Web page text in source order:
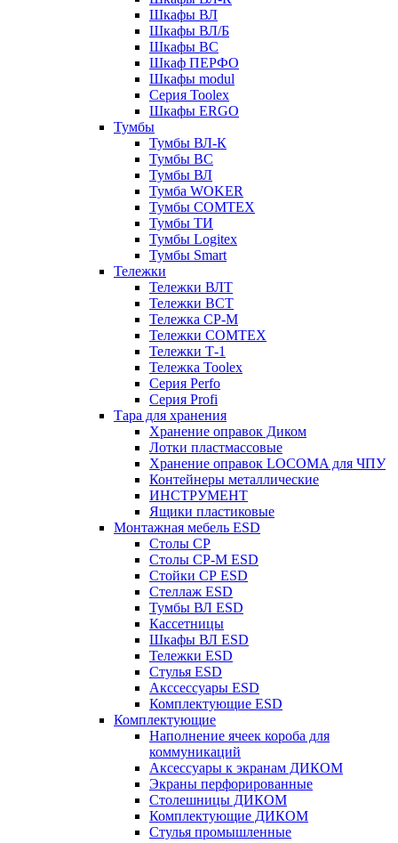
Шкафы ВЛ
Шкафы ВЛ/Б
Шкафы ВС
Шкаф ПЕРФО
Шкафы modul
Серия Toolex
Шкафы ERGO
Тумбы
Тумбы ВЛ-К
Тумбы ВС
Тумбы ВЛ
Тумба WOKER
Тумбы COMTEX
Тумбы ТИ
Тумбы Logitex
Тумбы Smart
Тележки
Тележки ВЛТ
Тележки ВСТ
Тележка СР-М
Тележки COMTEX
Тележки Т-1
Тележка Toolex
Серия Perfo
Серия Profi
Тара для хранения
Хранение оправок Диком
Лотки пластмассовые
Хранение оправок LOCOMA для ЧПУ
Контейнеры металлические
ИНСТРУМЕНТ
Ящики пластиковые
Монтажная мебель ESD
Столы СР
Столы СР-М ESD
Стойки СР ESD
Стеллаж ESD
Тумбы ВЛ ESD
Кассетницы
Шкафы ВЛ ESD
Тележки ESD
Стулья ESD
Акссессуары ESD
Комплектующие ESD
Комплектующие
Наполнение ячеек короба для
коммуникаций
Аксессуары к экранам ДИКОМ
Экраны перфорированные
Cтолешницы ДИКОМ
Комплектующие ДИКОМ
Стулья промышленные